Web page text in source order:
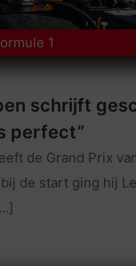
1
schrijft
perfect”
de Grand Prix
de start ging hij